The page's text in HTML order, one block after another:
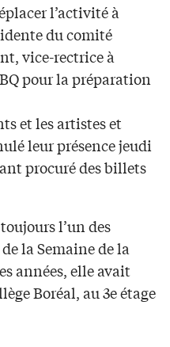
l’activité à
du comité
vice-rectrice à
pour la préparation
et les artistes et
leur présence jeudi
procuré des billets
l’un des
la Semaine de la
années, elle avait
Boréal, au 3e étage